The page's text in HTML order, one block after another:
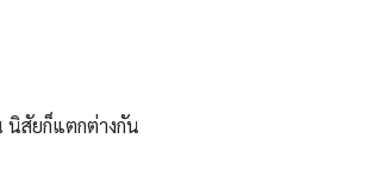
นิสัยก็แตกต่างกัน